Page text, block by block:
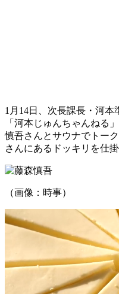
1月14日、次長課長・河本
「河本じゅんちゃんねる
慎吾さんとサウナでトー
さんにあるドッキリを仕
（画像：時事）